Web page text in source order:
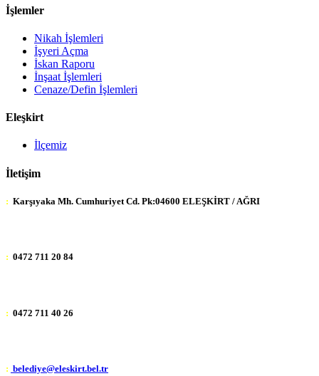
İşlemler
Nikah İşlemleri
İşyeri Açma
İskan Raporu
İnşaat İşlemleri
Cenaze/Defin İşlemleri
Eleşkirt
İlçemiz
İletişim
: Karşıyaka Mh. Cumhuriyet Cd. Pk:04600 ELEŞKİRT / AĞRI
: 0472 711 20 84
: 0472 711 40 26
: belediye@eleskirt.bel.tr